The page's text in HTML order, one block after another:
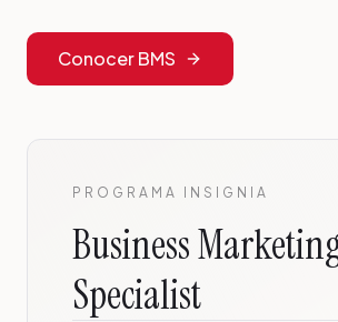
Conocer BMS
PROGRAMA INSIGNIA
Business
Specialist